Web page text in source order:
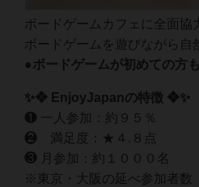
ボードゲームカフェに全面
ボードゲームを遊びながら
●ボードゲームが初めての方
✨❖ EnjoyJapanの特徴 ❖✨
❶ 一人参加：約９５％
❷ 満足度：★４.８点
❸ 月参加：約１０００名
※東京・大阪の延べ参加者数